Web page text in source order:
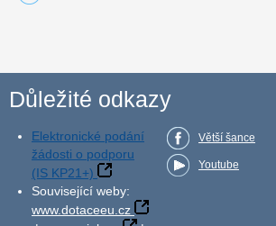
Důležité odkazy
Elektronické podání
žádosti o podporu
(IS KP21+)
Související weby:
www.dotaceeu.cz
Větší šance
Youtube